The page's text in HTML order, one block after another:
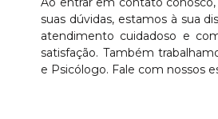
suas dúvidas, estamos à sua
atendimento cuidadoso e
satisfação. Também
e Psicólogo. Fale com nossos